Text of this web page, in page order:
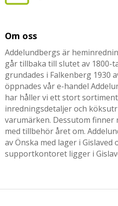
Om oss
Addelundbergs är
går tillbaka till slutet av 1800-
grundades i Falkenberg 1930
öppnades vår e-handel
har håller vi ett stort
inredningsdetaljer och
varumärken. Dessutom
med tillbehör året om.
av Önska med lager i Gislaved
supportkontoret ligger i